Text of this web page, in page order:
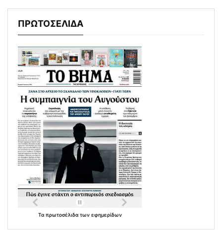
ΠΡΩΤΟΣΕΛΙΔΑ
Τα πρωτοσέλιδα των εφημερίδων